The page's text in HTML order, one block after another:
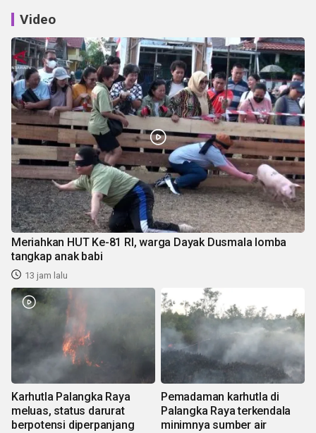
Video
Meriahkan HUT Ke-81 RI, warga Dayak Dusmala lomba
tangkap anak babi
13 jam lalu
Karhutla Palangka Raya
meluas, status darurat
berpotensi diperpanjang
Pemadaman karhutla di
Palangka Raya terkendala
minimnya sumber air